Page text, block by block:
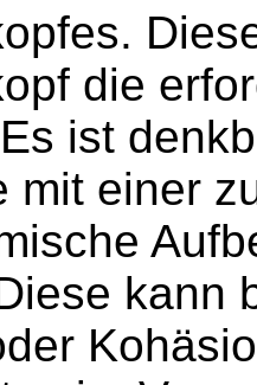
die
ist
mit einer
kann